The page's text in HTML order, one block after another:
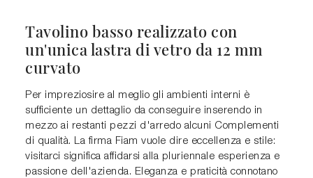
Tavolino basso realizzato con
un'unica lastra di vetro da 12 mm
curvato
Per impreziosire al meglio gli ambienti interni è
sufficiente un dettaglio da conseguire inserendo in
mezzo ai restanti pezzi d'arredo alcuni Complementi
di qualità. La firma Fiam vuole dire eccellenza e stile:
visitarci significa affidarsi alla pluriennale esperienza e
passione dell'azienda. Eleganza e praticità connotano